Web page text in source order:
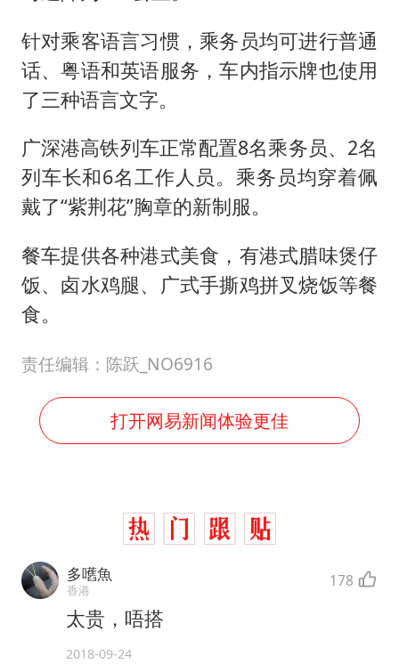
针对乘客语言习惯，乘务员均可进行普通
话、粤语和英语服务，车内指示牌也使用
了三种语言文字。
广深港高铁列车正常配置8名乘务员、2名
列车长和6名工作人员。乘务员均穿着佩
戴了“紫荆花”胸章的新制服。
餐车提供各种港式美食，有港式腊味煲仔
饭、卤水鸡腿、广式手撕鸡拼叉烧饭等餐
食。
责任编辑：陈跃_NO6916
打开网易新闻体验更佳
多嚿魚
香港 178
太贵，唔搭
2018-09-24